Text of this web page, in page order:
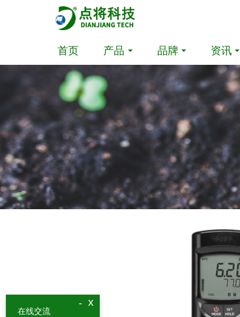
首页 产品 品牌 资讯
x
-
在线交流